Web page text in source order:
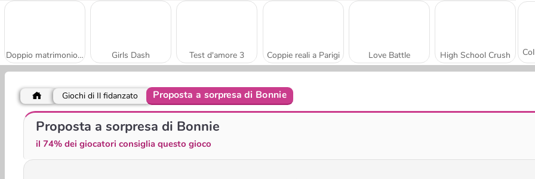
Doppio matrimonio vintage Girls Dash Test d'amore 3 Coppie reali a Parigi Love Battle High School Crush
Love Tester
Giochi di Il fidanzato Proposta a sorpresa di Bonnie
Proposta a sorpresa di Bonnie
il 74% dei giocatori consiglia questo gioco